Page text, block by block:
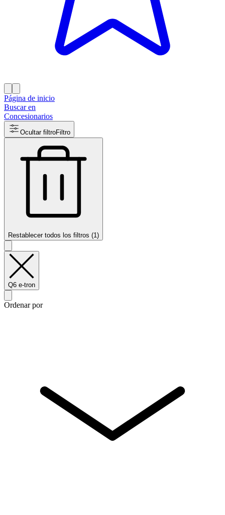
Página de inicio
Buscar en
Concesionarios
Ocultar filtroFiltro
Restablecer todos los filtros (1)
Q6 e-tron
Ordenar por